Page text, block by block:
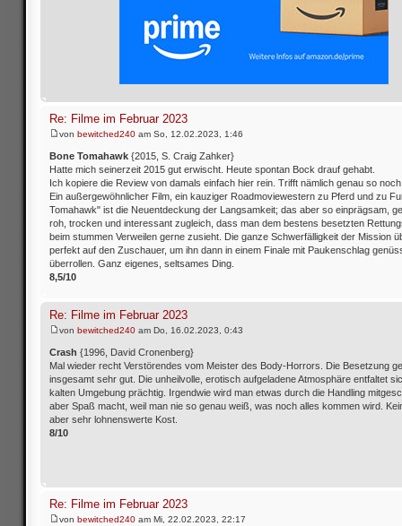
Re: Filme im Februar 2023
von bewitched240 am So, 12.02.2023, 1:46
Bone Tomahawk {2015, S. Craig Zahker}
Hatte mich seinerzeit 2015 gut erwischt. Heute spontan Bock drauf gehabt.
Ich kopiere die Review von damals einfach hier rein. Trifft nämlich genau so
Ein außergewöhnlicher Film, ein kauziger Roadmoviewestern zu Pferd und zu
Tomahawk" ist die Neuentdeckung der Langsamkeit; das aber so einprägsam,
roh, trocken und interessant zugleich, dass man dem bestens besetzten
beim stummen Verweilen gerne zusieht. Die ganze Schwerfälligkeit der Mission
perfekt auf den Zuschauer, um ihn dann in einem Finale mit Paukenschlag
überrollen. Ganz eigenes, seltsames Ding.
8,5/10
Re: Filme im Februar 2023
von bewitched240 am Do, 16.02.2023, 0:43
Crash {1996, David Cronenberg}
Mal wieder recht Verstörendes vom Meister des Body-Horrors. Die Besetzung
insgesamt sehr gut. Die unheilvolle, erotisch aufgeladene Atmosphäre entfaltet
kalten Umgebung prächtig. Irgendwie wird man etwas durch die Handling
aber Spaß macht, weil man nie so genau weiß, was noch alles kommen wird.
aber sehr lohnenswerte Kost.
8/10
Re: Filme im Februar 2023
von bewitched240 am Mi, 22.02.2023, 22:17